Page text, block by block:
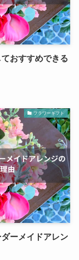
おすすめできる
フラワーギフト
ーメイドアレン